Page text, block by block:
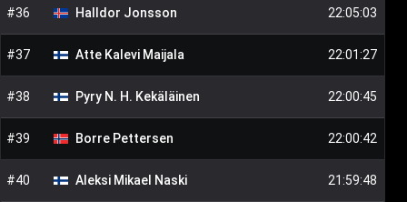
#36 Halldor Jonsson 22:05:03
#37 Atte Kalevi Maijala 22:01:27
#38 Pyry N. H. Kekäläinen 22:00:45
#39 Borre Pettersen 22:00:42
#40 Aleksi Mikael Naski 21:59:48